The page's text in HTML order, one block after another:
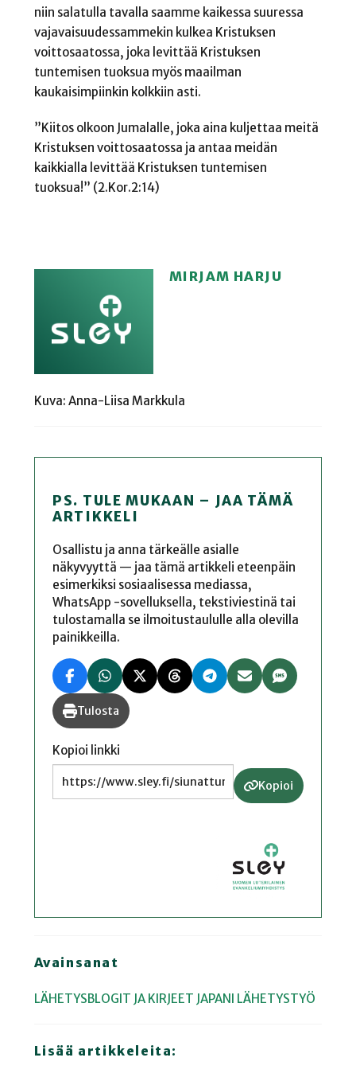
niin salatulla tavalla saamme kaikessa suuressa
vajavaisuudessammekin kulkea Kristuksen
voittosaatossa, joka levittää Kristuksen
tuntemisen tuoksua myös maailman
kaukaisimpiinkin kolkkiin asti.
”Kiitos olkoon Jumalalle, joka aina kuljettaa meitä
Kristuksen voittosaatossa ja antaa meidän
kaikkialla levittää Kristuksen tuntemisen
tuoksua!” (2.Kor.2:14)
MIRJAM HARJU
Kuva: Anna-Liisa Markkula
PS. TULE MUKAAN – JAA TÄMÄ
ARTIKKELI
Osallistu ja anna tärkeälle asialle
näkyvyyttä — jaa tämä artikkeli eteenpäin
esimerkiksi sosiaalisessa mediassa,
WhatsApp -sovelluksella, tekstiviestinä tai
tulostamalla se ilmoitustaululle alla olevilla
painikkeilla.
Tulosta
Kopioi linkki
Kopioi
Avainsanat
LÄHETYSBLOGIT JA KIRJEET JAPANI LÄHETYSTYÖ
Lisää artikkeleita: